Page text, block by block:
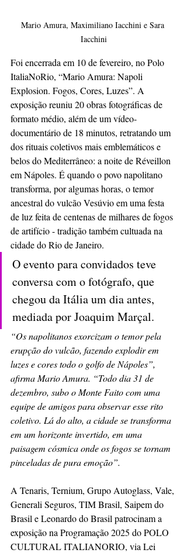
Mario Amura, Maximiliano Iacchini e Sara
Iacchini
Foi encerrada em 10 de fevereiro, no Polo
ItaliaNoRio, “Mario Amura: Napoli
Explosion. Fogos, Cores, Luzes”. A
exposição reuniu 20 obras fotográficas de
formato médio, além de um vídeo-
documentário de 18 minutos, retratando um
dos rituais coletivos mais emblemáticos e
belos do Mediterrâneo: a noite de Réveillon
em Nápoles. É quando o povo napolitano
transforma, por algumas horas, o temor
ancestral do vulcão Vesúvio em uma festa
de luz feita de centenas de milhares de fogos
de artifício - tradição também cultuada na
cidade do Rio de Janeiro.
O evento para convidados teve
conversa com o fotógrafo, que
chegou da Itália um dia antes,
mediada por Joaquim Marçal.
“Os napolitanos exorcizam o temor pela
erupção do vulcão, fazendo explodir em
luzes e cores todo o golfo de Nápoles”,
afirma Mario Amura. “Todo dia 31 de
dezembro, subo o Monte Faito com uma
equipe de amigos para observar esse rito
coletivo. Lá do alto, a cidade se transforma
em um horizonte invertido, em uma
paisagem cósmica onde os fogos se tornam
pinceladas de pura emoção”.
A Tenaris, Ternium, Grupo Autoglass, Vale,
Generali Seguros, TIM Brasil, Saipem do
Brasil e Leonardo do Brasil patrocinam a
exposição na Programação 2025 do POLO
CULTURAL ITALIANORIO, via Lei